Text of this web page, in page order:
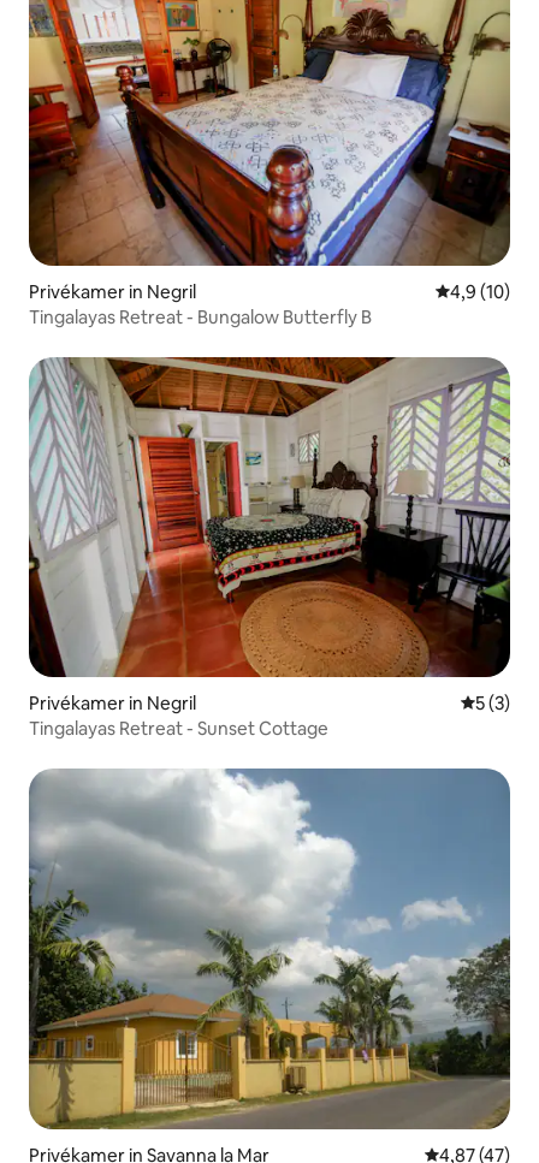
Privékamer in Negril
4,9 (10)
Tingalayas Retreat - Bungalow Butterfly B
Privékamer in Negril
5 (3)
Tingalayas Retreat - Sunset Cottage
Privékamer in Savanna la Mar Gemiddelde
4,87 (47)